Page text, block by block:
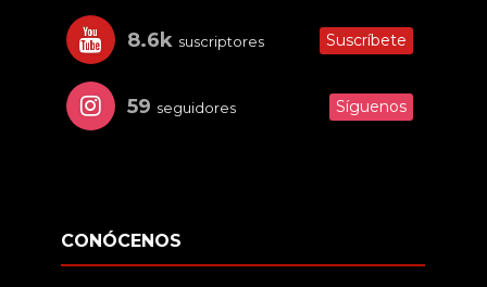
8.6k suscriptores Suscríbete
59 seguidores Síguenos
CONÓCENOS